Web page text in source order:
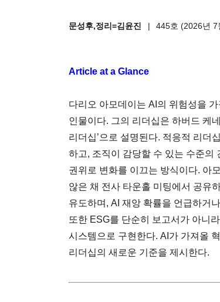
문성후,정리=김윤진 | 445호 (2026년 7
Article at a Glance
다리오 아모데이는 AI의 위험성을
인물이다. 그의 리더십은 하버드 케
리더십’으로 설명된다. 적응적 리더
하고, 조직이 감당할 수 있는 수준의
권위로 변화를 이끄는 방식이다. 아
않은 채 전사 타운홀 미팅에서 공유
유도하며, AI 재앙 확률을 언급하거
또한 ESG를 단순히 보고서가 아니
시스템으로 구현한다. AI가 가져올
리더십의 새로운 기준을 제시한다.